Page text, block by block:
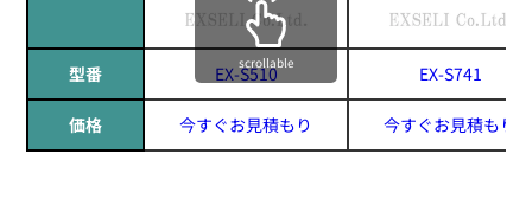
型番 EX-S510 EX-S741
価格 今すぐお見積もり 今すぐお見積もり
scrollable